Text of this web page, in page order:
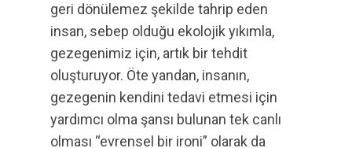
geri dönülemez şekilde tahrip eden
insan, sebep olduğu ekolojik yıkımla,
gezegenimiz için, artık bir tehdit
oluşturuyor. Öte yandan, insanın,
gezegenin kendini tedavi etmesi için
yardımcı olma şansı bulunan tek canlı
olması “evrensel bir ironi” olarak da